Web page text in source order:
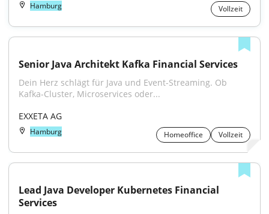
Hamburg Vollzeit
Senior Java Architekt Kafka Financial Services
Dein Herz schlägt für Java und Event-Streaming. Ob
Kafka-Cluster, Microservices oder...
EXXETA AG
Hamburg Homeoffice Vollzeit
Lead Java Developer Kubernetes Financial
Services